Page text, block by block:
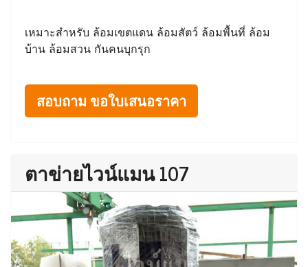
เหมาะสำหรับ ล้อมเขตแดน ล้อมสัตว์ ล้อมพื้นที่ ล้อม
บ้าน ล้อมสวน กันคนบุกรุก
สอบถาม ขอใบเสนอราคา
ตาข่ายไวน์แมน 107